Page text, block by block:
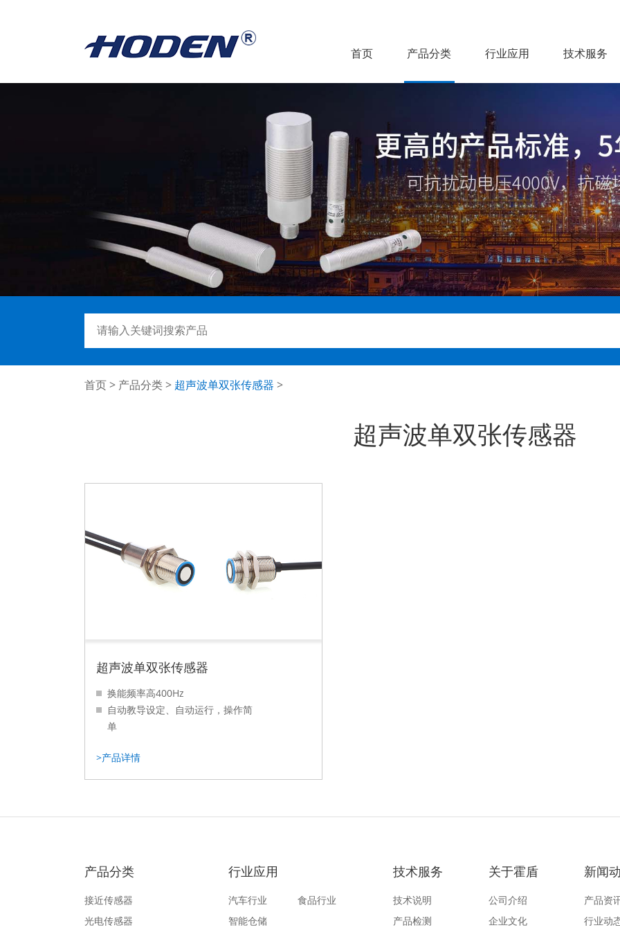
首页 产品分类 行业应用 技术服务
首页> 产品分类> 超声波单双张传感器 >
超声波单双张传感器
超声波单双张传感器
换能频率高400Hz
自动教导设定、自动运行，操作简
单
页、包装、太阳能硅片、PCB板制
>产品详情
产品分类
接近传感器
光电传感器
行业应用
汽车行业
智能仓储
食品行业
技术服务
技术说明
产品检测
关于霍盾
公司介绍
企业文化
新闻
产品资
行业动